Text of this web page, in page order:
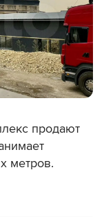
продают
метров.